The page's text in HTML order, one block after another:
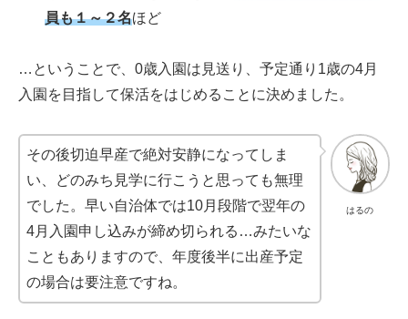
員も１～２名ほど
…ということで、0歳入園は見送り、予定通り1歳の4月
入園を目指して保活をはじめることに決めました。
はるの
その後切迫早産で絶対安静になってしま
い、どのみち見学に行こうと思っても無理
でした。早い自治体では10月段階で翌年の
4月入園申し込みが締め切られる…みたいな
こともありますので、年度後半に出産予定
の場合は要注意ですね。